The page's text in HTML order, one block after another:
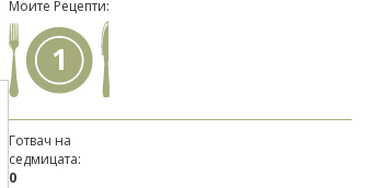
Моите Рецепти:
1
Готвач на
седмицата:
0